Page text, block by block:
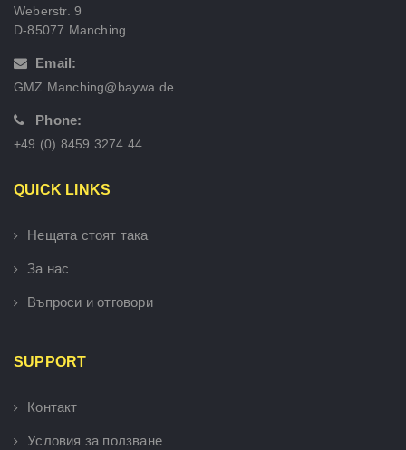
Weberstr. 9
D-85077 Manching
Email:
GMZ.Manching@baywa.de
Phone:
+49 (0) 8459 3274 44
QUICK LINKS
Нещата стоят така
За нас
Въпроси и отговори
SUPPORT
Контакт
Условия за ползване